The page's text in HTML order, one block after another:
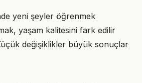
yeni şeyler öğrenmek
yaşam kalitesini fark edilir
değişiklikler büyük sonuçlar